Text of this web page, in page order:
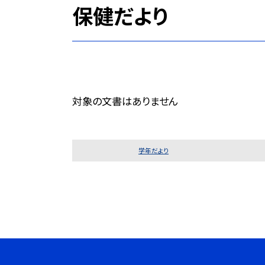
保健だより
対象の文書はありません
学年だより